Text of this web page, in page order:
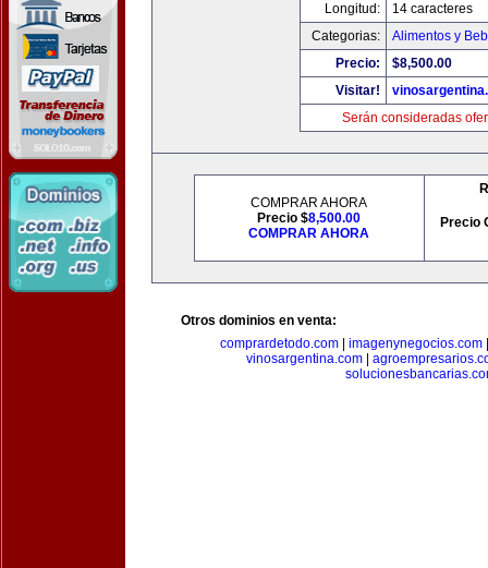
Longitud:
14 caracteres
Categorias:
Alimentos y
Precio:
$8,500.00
Visitar!
Serán consideradas
COMPRAR AHORA
Precio $8,500.00
COMPRAR AHORA
Precio
Otros dominios en venta:
comprardetodo.com
imagenynegocios.com
vinosargentina.com|